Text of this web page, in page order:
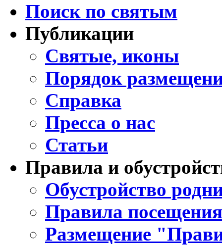
Поиск по святым
Публикации
Святые, иконы
Порядок
Справка
Пресса о нас
Статьи
Правила и
Обустройство
Правила
Размещение